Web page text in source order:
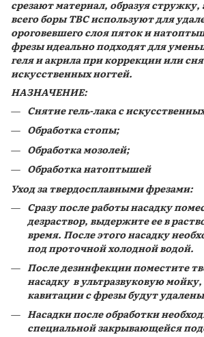
срезают материал, образуя
всего боры ТВС используют для
ороговевшего слоя пяток и
фрезы идеально подходят для
геля и акрила при коррекции или
искусственных ногтей.
НАЗНАЧЕНИЕ:
Снятие гель-лака с
Обработка стопы;
Обработка мозолей;
Обработка натоптышей
Уход за твердосплавными фрезами:
Сразу после работы насадку
дезраствор, выдержите ее в
время. После этого насадку
под проточной холодной водой.
После дезинфекции поместите
насадку в ультразвуковую
кавитации с фрезы будут удалены
Насадки после обработки
специальной закрывающейся